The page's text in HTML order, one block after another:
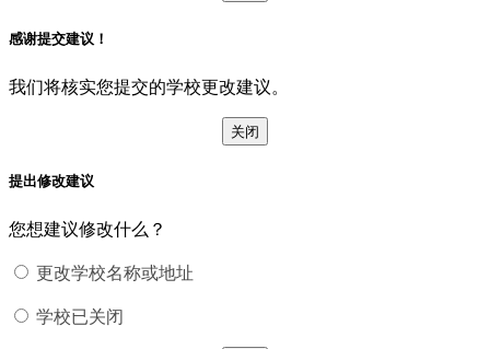
感谢提交建议！
我们将核实您提交的学校更改建议。
关闭
提出修改建议
您想建议修改什么？
更改学校名称或地址
学校已关闭